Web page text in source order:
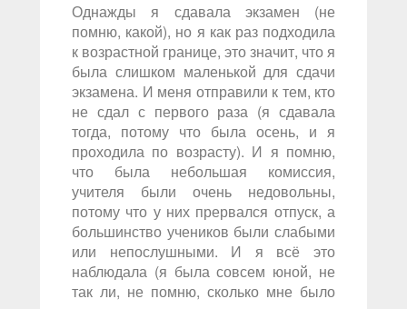
Однажды я сдавала экзамен (не
помню, какой), но я как раз подходила
к возрастной границе, это значит, что я
была слишком маленькой для сдачи
экзамена. И меня отправили к тем, кто
не сдал с первого раза (я сдавала
тогда, потому что была осень, и я
проходила по возрасту). И я помню,
что была небольшая комиссия,
учителя были очень недовольны,
потому что у них прервался отпуск, а
большинство учеников были слабыми
или непослушными. И я всё это
наблюдала (я была совсем юной, не
так ли, не помню, сколько мне было